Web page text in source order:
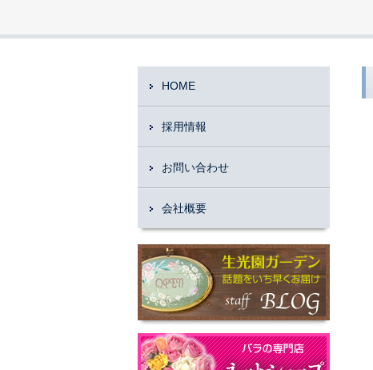
HOME
採用情報
お問い合わせ
会社概要